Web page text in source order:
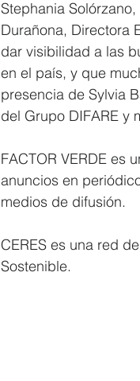
Stephania
Durañona, Directora
dar visibilidad a las
en el país, y que
presencia de Sylvia
del Grupo DIFARE y
FACTOR VERDE es
anuncios en
medios de difusión.
CERES es una red
Sostenible.